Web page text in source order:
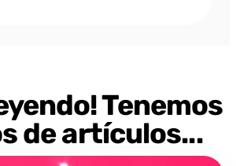
Tenemos
de artículos...